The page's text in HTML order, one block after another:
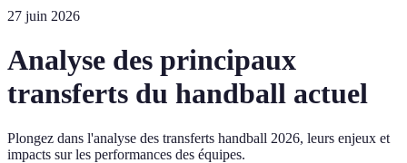
27 juin 2026
Analyse des principaux
transferts du handball actuel
Plongez dans l'analyse des transferts handball 2026, leurs enjeux et
impacts sur les performances des équipes.